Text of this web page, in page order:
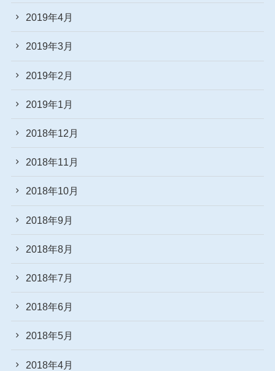
2019年4月
2019年3月
2019年2月
2019年1月
2018年12月
2018年11月
2018年10月
2018年9月
2018年8月
2018年7月
2018年6月
2018年5月
2018年4月